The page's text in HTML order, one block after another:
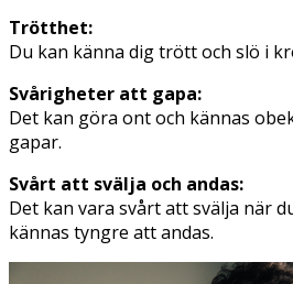
Trötthet:
Du kan känna dig trött och slö i
Svårigheter att gapa:
Det kan göra ont och kännas
gapar.
Svårt att svälja och andas:
Det kan vara svårt att svälja när
kännas tyngre att andas.